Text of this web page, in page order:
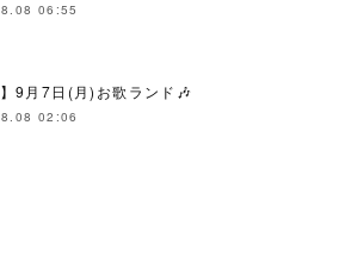
06:55
】9月7日(月)お歌ランド🎶
02:06